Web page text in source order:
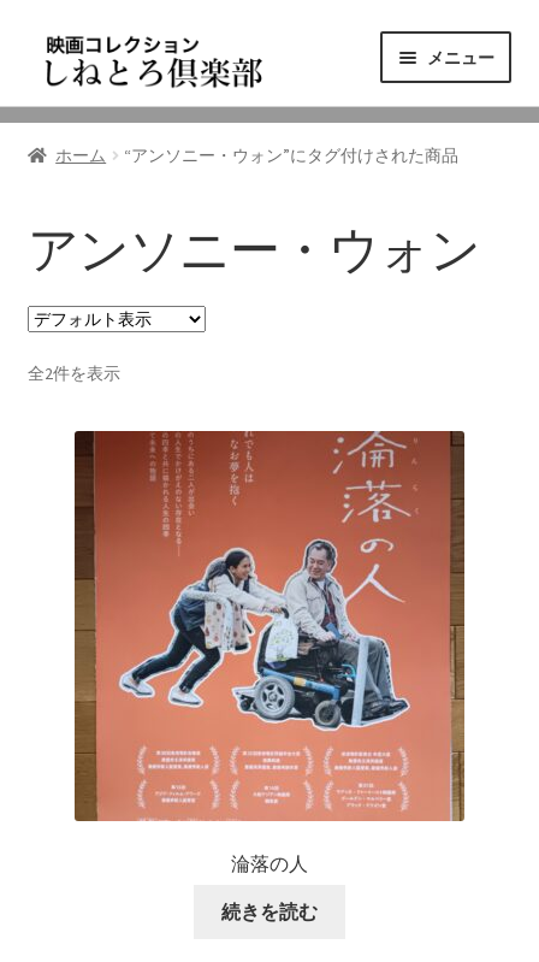
ゲ
シ
キ
プ
テ
ツ
プ
メニュー
ニュース
東三河の映画館
しねとろ倶楽部について
リンクの旅
ホーム “アンソニー・ウォン”にタグ付けされた商品
アンソニー・ウォン
全2件を表示
淪落の人
続きを読む